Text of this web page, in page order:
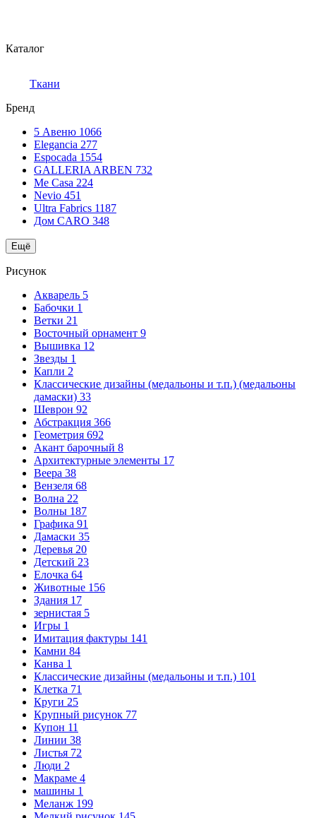
Каталог
Ткани
Бренд
5 Авеню 1066
Elegancia 277
Espocada 1554
GALLERIA ARBEN 732
Me Casa 224
Nevio 451
Ultra Fabrics 1187
Дом CARO 348
Ещё
Рисунок
Акварель 5
Бабочки 1
Ветки 21
Восточный орнамент 9
Вышивка 12
Звезды 1
Капли 2
Классические дизайны (медальоны и т.п.) (медальоны
дамаски) 33
Шеврон 92
Абстракция 366
Геометрия 692
Акант барочный 8
Архитектурные элементы 17
Веера 38
Вензеля 68
Волна 22
Волны 187
Графика 91
Дамаски 35
Деревья 20
Детский 23
Елочка 64
Животные 156
Здания 17
зернистая 5
Игры 1
Имитация фактуры 141
Камни 84
Канва 1
Классические дизайны (медальоны и т.п.) 101
Клетка 71
Круги 25
Крупный рисунок 77
Купон 11
Линии 38
Листья 72
Люди 2
Макраме 4
машины 1
Меланж 199